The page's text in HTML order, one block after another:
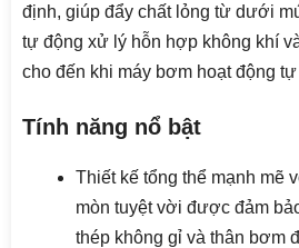
định, giúp đẩy chất lỏng từ dưới
tự động xử lý hỗn hợp không khí
cho đến khi máy bơm hoạt động
Tính năng nổ bật
Thiết kế tổng thể mạnh mẽ
mòn tuyệt vời được đảm
thép không gỉ và thân bơm